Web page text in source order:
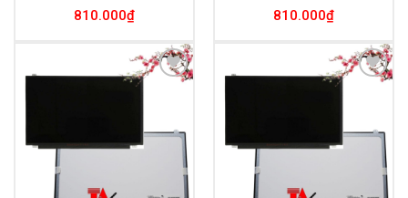
810.000₫
810.000₫